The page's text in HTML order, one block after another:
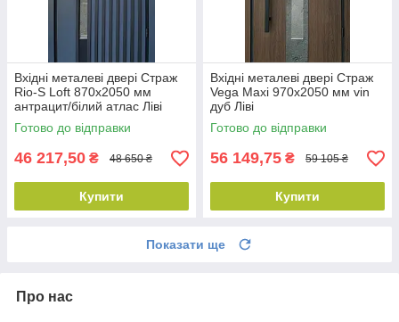
Вхідні металеві двері Страж
Rio-S Loft 870х2050 мм
антрацит/білий атлас Ліві
Готово до відправки
46 217,50 ₴ 48 650 ₴
Купити
Вхідні металеві двері Страж
Vega Maxi 970х2050 мм vin
дуб Ліві
Готово до відправки
56 149,75 ₴ 59 105 ₴
Купити
Показати ще
Про нас